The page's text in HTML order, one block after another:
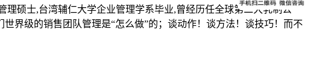
硕士,台湾辅仁大学企业管理学系毕业,曾经历任全球第二大乳制公
界级的销售团队管理是“怎么做”的；谈动作！谈方法！谈技巧！而不